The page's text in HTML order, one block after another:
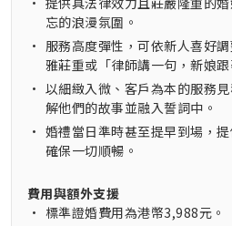
忘的浪漫氛圍。
• 服務高度彈性，可依新人喜好
雅莊重或「律師講一句，新娘
• 以細緻入微、客戶為本的服務
解他們的故事並融入誓詞中。
• 婚禮當日準時甚至提早到場，
確保一切順暢。
費用與額外支援
• 標準證婚費用為港幣3,988元。